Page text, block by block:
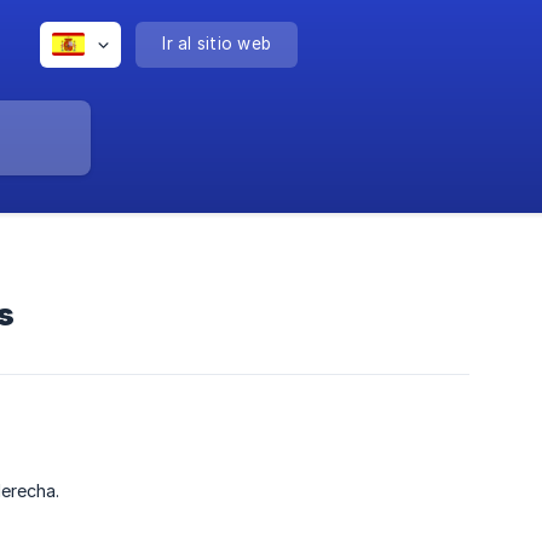
Ir al sitio web